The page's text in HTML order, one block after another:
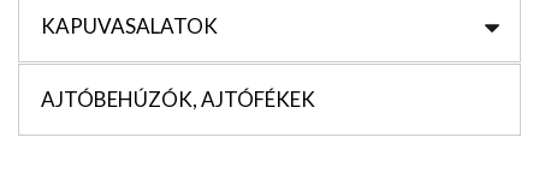
KAPUVASALATOK
AJTÓBEHÚZÓK, AJTÓFÉKEK